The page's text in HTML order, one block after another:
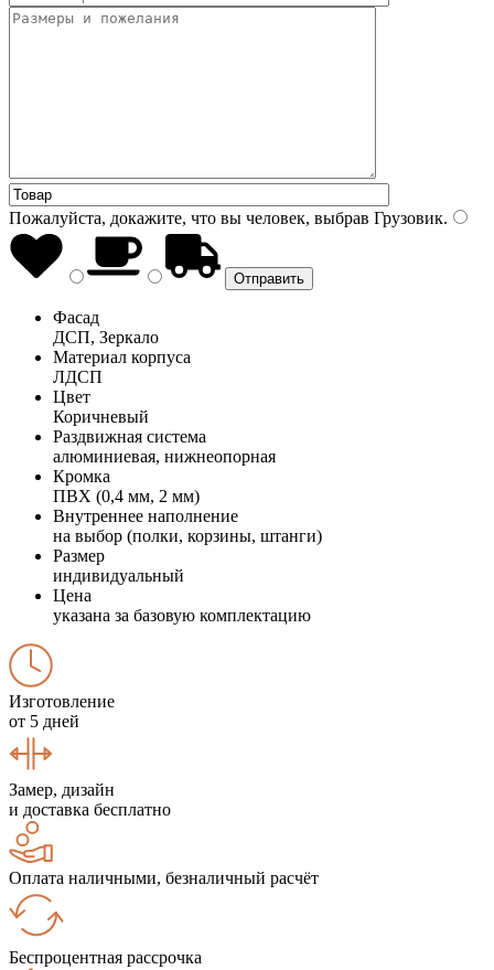
Пожалуйста, докажите, что вы человек, выбрав Грузовик.
Фасад
ДСП, Зеркало
Материал корпуса
ЛДСП
Цвет
Коричневый
Раздвижная система
алюминиевая, нижнеопорная
Кромка
ПВХ (0,4 мм, 2 мм)
Внутреннее наполнение
на выбор (полки, корзины, штанги)
Размер
индивидуальный
Цена
указана за базовую комплектацию
Изготовление
от 5 дней
Замер, дизайн
и доставка бесплатно
Оплата наличными, безналичный расчёт
Беспроцентная рассрочка